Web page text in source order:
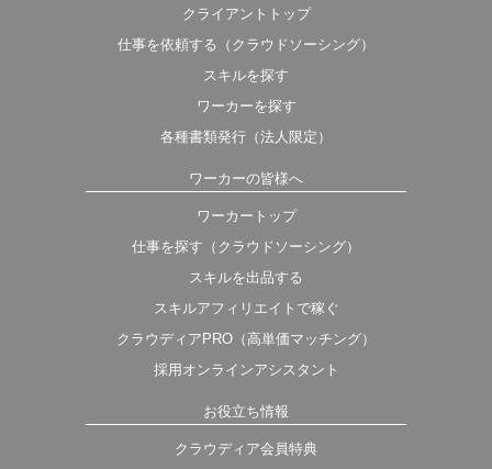
クライアントトップ
仕事を依頼する（クラウドソーシング）
スキルを探す
ワーカーを探す
各種書類発行（法人限定）
ワーカーの皆様へ
ワーカートップ
仕事を探す（クラウドソーシング）
スキルを出品する
スキルアフィリエイトで稼ぐ
クラウディアPRO（高単価マッチング）
採用オンラインアシスタント
お役立ち情報
クラウディア会員特典